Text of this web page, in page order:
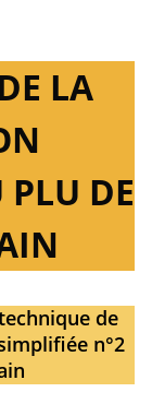
LA
DE
de
n°2